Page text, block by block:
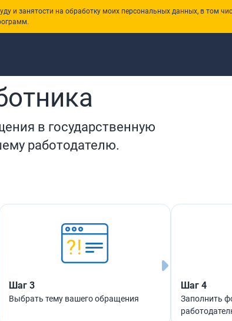
и занятости на обработку моих персональных данных, в том
в государственную
работодателю.
Шаг 3
Выбрать тему вашего обращения
Шаг 4
Заполнить